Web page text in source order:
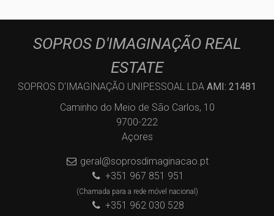
SOPROS D'IMAGINAÇÃO REAL
ESTATE
SOPROS D'IMAGINAÇÃO UNIPESSOAL LDA AMI: 21481
Caminho do Meio de São Carlos, 10
9700-222
Açores
geral@soprosdimaginacao.pt
+351 967 851 951
(Chamada para a rede móvel nacional)
+351 962 030 528